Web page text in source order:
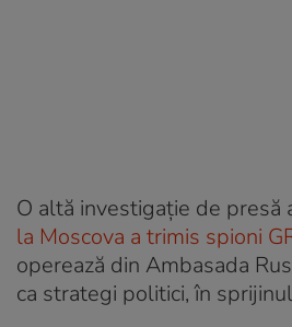
O altă investigație de presă
la Moscova a trimis spioni
operează din Ambasada
ca strategi politici, în